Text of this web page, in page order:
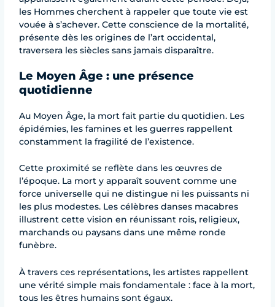
les Hommes cherchent à rappeler que toute vie est
vouée à s’achever. Cette conscience de la mortalité,
présente dès les origines de l’art occidental,
traversera les siècles sans jamais disparaître.
Le Moyen Âge : une présence
quotidienne
Au Moyen Âge, la mort fait partie du quotidien. Les
épidémies, les famines et les guerres rappellent
constamment la fragilité de l’existence.
Cette proximité se reflète dans les œuvres de
l’époque. La mort y apparaît souvent comme une
force universelle qui ne distingue ni les puissants ni
les plus modestes. Les célèbres danses macabres
illustrent cette vision en réunissant rois, religieux,
marchands ou paysans dans une même ronde
funèbre.
À travers ces représentations, les artistes rappellent
une vérité simple mais fondamentale : face à la mort,
tous les êtres humains sont égaux.